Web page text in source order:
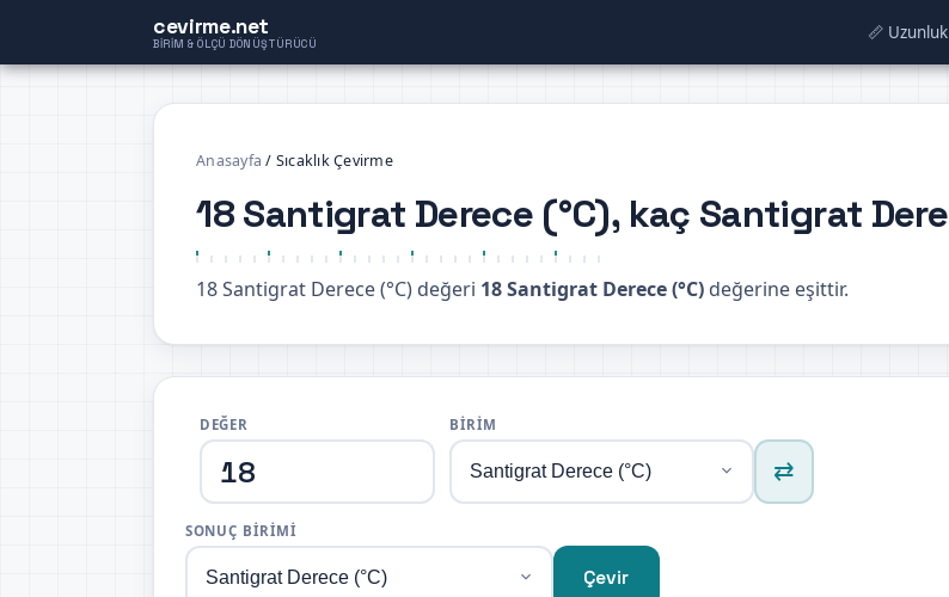
cevirme.net
BIRIM & ÖLÇÜ DÖNÜŞTÜRÜCÜ
📏 Uzunluk
Anasayfa / Sıcaklık Çevirme
18 Santigrat Derece (°C), kaç Santigrat
18 Santigrat Derece (°C) değeri 18 Santigrat Derece (°C) değerine eşittir.
DEĞER BIRIM
⇄
SONUÇ BIRIMI
Çevir